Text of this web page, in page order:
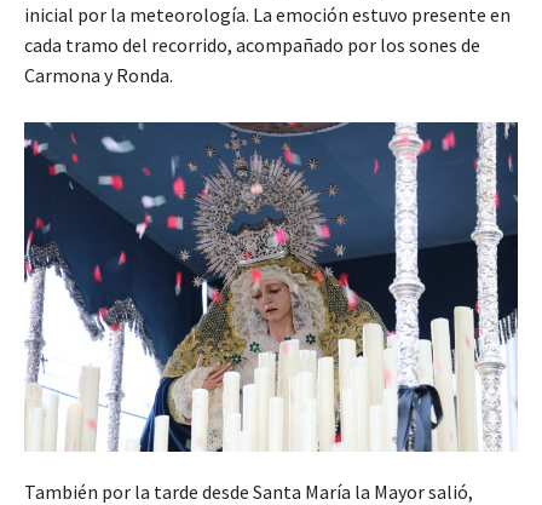
inicial por la meteorología. La emoción estuvo presente en
cada tramo del recorrido, acompañado por los sones de
Carmona y Ronda.
También por la tarde desde Santa María la Mayor salió,